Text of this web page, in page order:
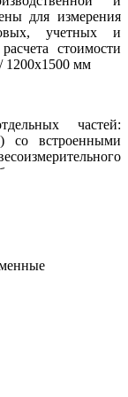
для измерения
учетных и
стоимости
1200х1500 мм
частей:
со встроенными
исходя из
датчика,